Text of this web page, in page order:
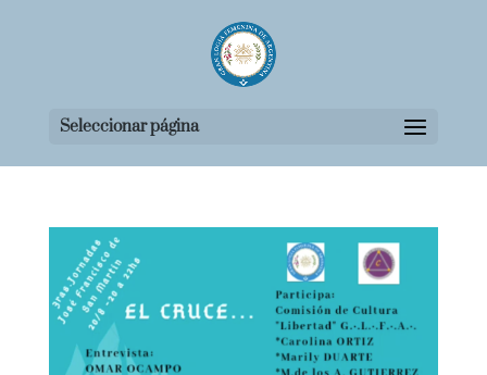
Seleccionar página